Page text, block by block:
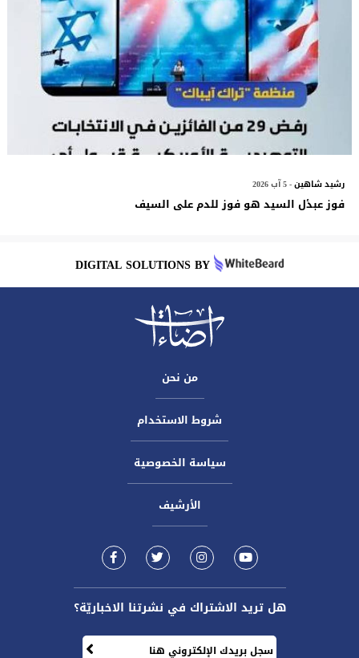
رشيد شاهين- 5 آب 2026
فوز عبدٔل السيد هو فوز للدم على السيف
DIGITAL SOLUTIONS BY
من نحن
شروط الاستخدام
سياسة الخصوصية
الأرشيف
هل تريد الاشتراك في نشرتنا الاخباريّة؟